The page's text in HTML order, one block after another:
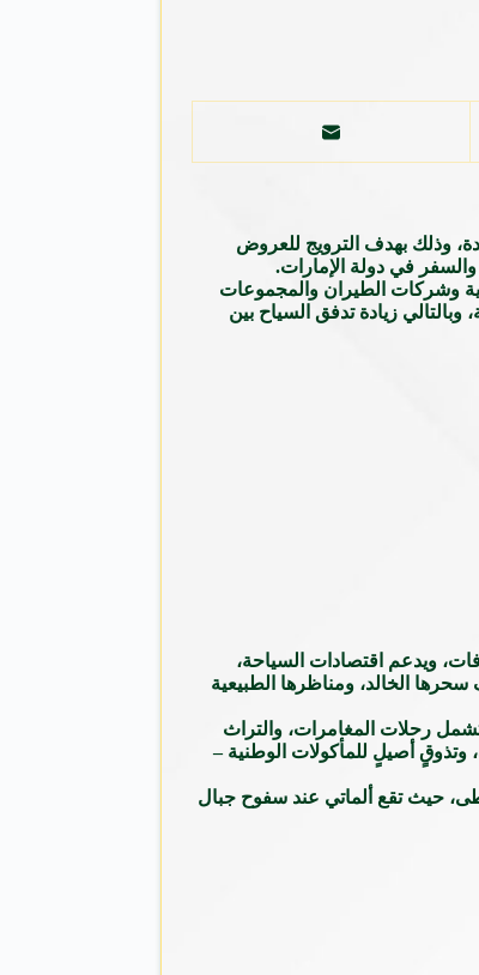
وذلك بهدف الترويج للعروض
والسفر في دولة الإمارات.
وشركات الطيران والمجموعات
زيادة تدفق السياح بين
ويدعم اقتصادات السياحة،
عام 2025، تدعو ألماتي الشرق الأوسط لاكتشاف سحرها الخالد، ومناظرها الطبيعية
رحلات المغامرات، والتراث
أصيلٍ للمأكولات الوطنية –
حيث تقع ألماتي عند سفوح جبال